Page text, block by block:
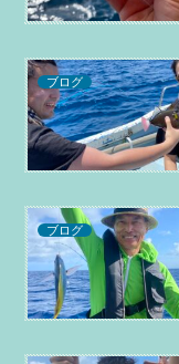
ブログ
ブログ